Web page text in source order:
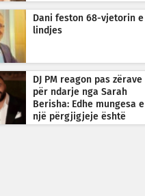
Dani feston 68-vjetorin e
lindjes
DJ PM reagon pas zërave
për ndarje nga Sarah
Berisha: Edhe mungesa e
një përgjigjeje është